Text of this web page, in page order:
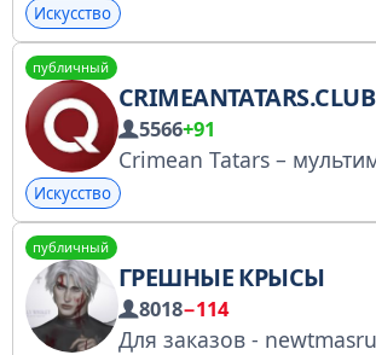
Искусство
публичный
CRIMEANTATARS.CLUB
5566+91
Искусство
публичный
ГРЕШНЫЕ КРЫСЫ
8018−114